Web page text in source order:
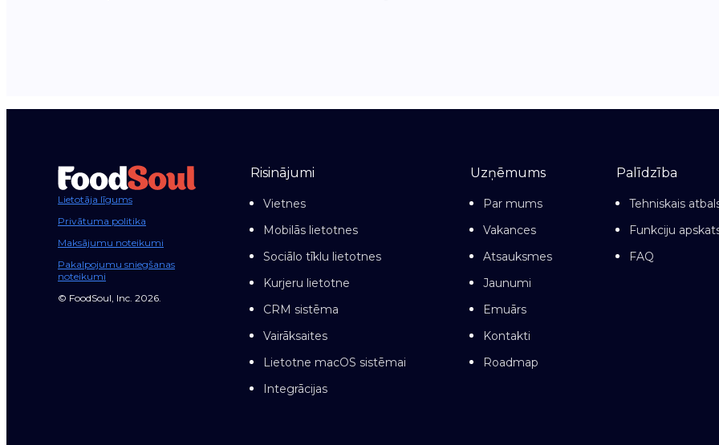
Lietotāja līgums
Privātuma politika
Maksājumu noteikumi
Pakalpojumu sniegšanas
noteikumi
© FoodSoul, Inc. 2026.
Risinājumi
Vietnes
Mobilās lietotnes
Sociālo tīklu lietotnes
Kurjeru lietotne
CRM sistēma
Vairāksaites
Lietotne macOS sistēmai
Integrācijas
Uzņēmums
Par mums
Vakances
Atsauksmes
Jaunumi
Emuārs
Kontakti
Roadmap
Palīdzība
Tehniskais
Funkciju
FAQ